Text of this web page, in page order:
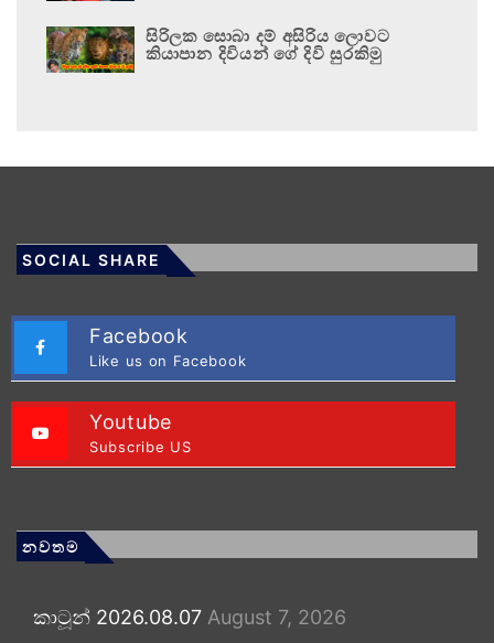
සිරිලක සොබා දම් අසිරිය ලොවට
කියාපාන දිවියන් ගේ දිවි සුරකිමු
SOCIAL SHARE
Facebook
Like us on Facebook
Youtube
Subscribe US
නවතම
කාටූන් 2026.08.07 August 7, 2026